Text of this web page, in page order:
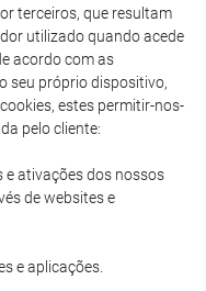
terceiros, que resultam
utilizado quando acede
acordo com as
seu próprio dispositivo,
estes permitir-nos-
pelo cliente:
e ativações dos nossos
de websites e
e aplicações.